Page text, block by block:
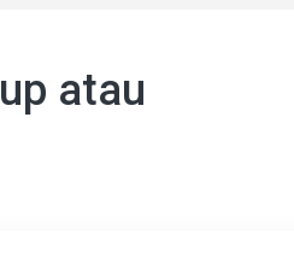
atau